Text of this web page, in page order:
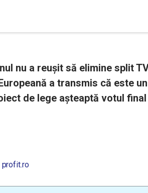
nu a reușit să elimine split
a transmis că este
de lege așteaptă votul
profit.ro